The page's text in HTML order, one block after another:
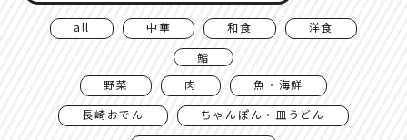
all 中華 和食
洋食
鮨
野菜
肉
魚・海鮮
長崎おでん
ちゃんぽん・皿うどん